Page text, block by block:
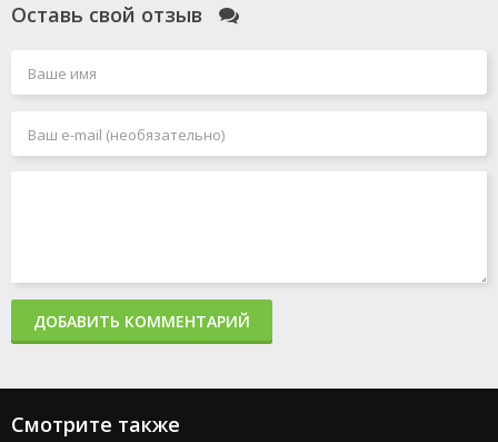
Оставь свой отзыв
ДОБАВИТЬ КОММЕНТАРИЙ
Смотрите также